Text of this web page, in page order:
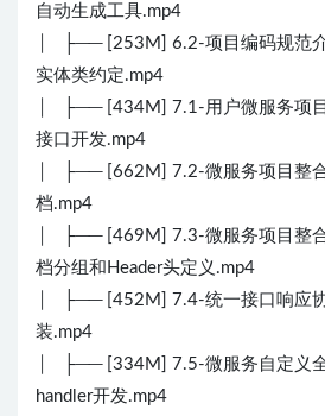
自动生成工具.mp4
│ ├── [253M] 6.2-项目编码规范
实体类约定.mp4
│ ├── [434M] 7.1-用户微服务项
接口开发.mp4
│ ├── [662M] 7.2-微服务项目整
档.mp4
│ ├── [469M] 7.3-微服务项目整
档分组和Header头定义.mp4
│ ├── [452M] 7.4-统一接口响应
装.mp4
│ ├── [334M] 7.5-微服务自定义
handler开发.mp4